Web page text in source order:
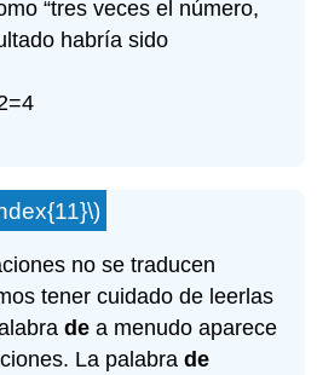
“tres veces el número,
habría sido
no se traducen
tener cuidado de leerlas
de a menudo aparece
La palabrade